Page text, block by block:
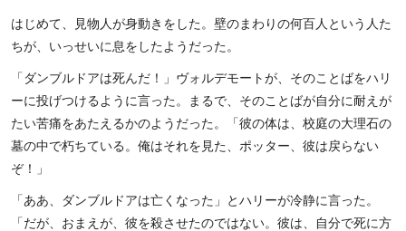
はじめて、見物人が身動きをした。壁のまわりの何百人という人た
ちが、いっせいに息をしたようだった。
「ダンブルドアは死んだ！」ヴォルデモートが、そのことばをハリ
ーに投げつけるように言った。まるで、そのことばが自分に耐えが
たい苦痛をあたえるかのようだった。「彼の体は、校庭の大理石の
墓の中で朽ちている。俺はそれを見た、ポッター、彼は戻らない
ぞ！」
「ああ、ダンブルドアは亡くなった」とハリーが冷静に言った。
「だが、おまえが、彼を殺させたのではない。彼は、自分で死に方